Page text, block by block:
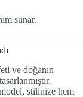
sunar.
ve doğanın
stilinize hem